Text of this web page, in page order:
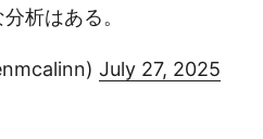
析はある。
July 27, 2025